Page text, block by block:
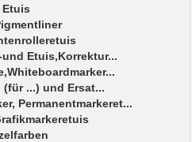
Etuis
Etuis,Korrektur...
...) und Ersat...
Permanentmarkeret...